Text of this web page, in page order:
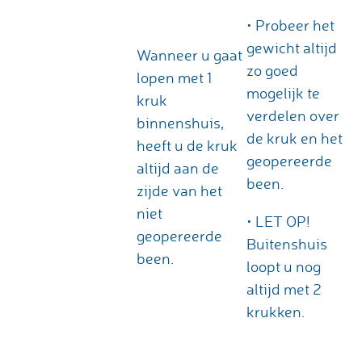
Wanneer u gaat
lopen met 1
kruk
binnenshuis,
heeft u de kruk
altijd aan de
zijde van het
niet
geopereerde
been.
• Probeer het
gewicht altijd
zo goed
mogelijk te
verdelen over
de kruk en het
geopereerde
been.
• LET OP!
Buitenshuis
loopt u nog
altijd met 2
krukken.